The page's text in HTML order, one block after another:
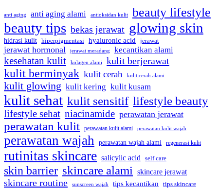
anti aging anti aging alami antioksidan kulit beauty lifestyle
beauty tips bekas jerawat glowing skin
hidrasi kulit hiperpigmentasi hyaluronic acid jerawat
jerawat hormonal jerawat meradang kecantikan alami
kesehatan kulit kolagen alami kulit berjerawat
kulit berminyak kulit cerah kulit cerah alami
kulit glowing kulit kering kulit kusam
kulit sehat kulit sensitif lifestyle beauty
lifestyle sehat niacinamide perawatan jerawat
perawatan kulit perawatan kulit alami perawatan kulit wajah
perawatan wajah perawatan wajah alami regenerasi kulit
rutinitas skincare salicylic acid self care
skin barrier skincare alami skincare jerawat
skincare routine sunscreen wajah tips kecantikan tips skincare